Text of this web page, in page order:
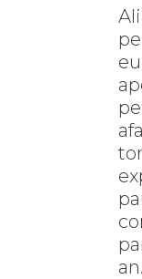
an.